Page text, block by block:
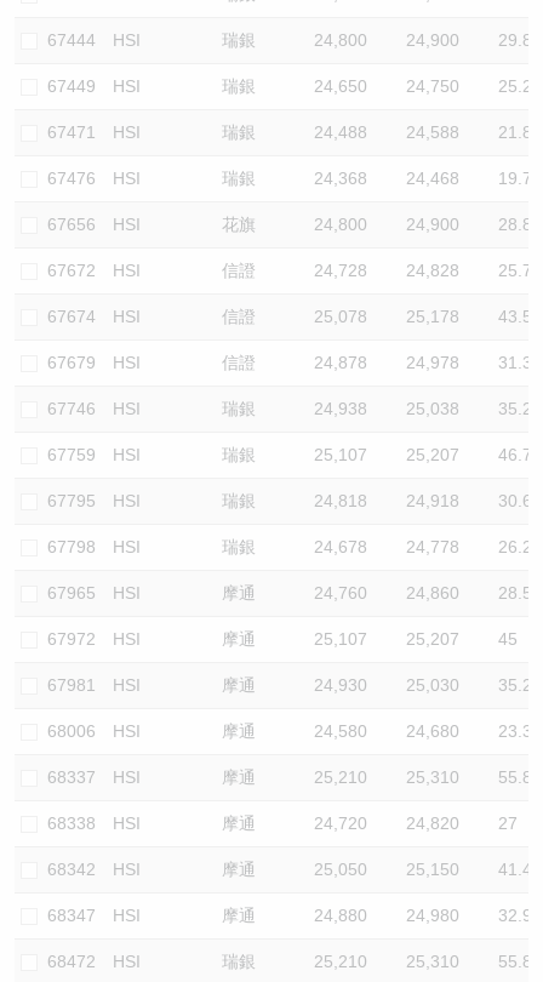
67444 HSI 瑞銀 24,800 24,900 29.8
67449 HSI 瑞銀 24,650 24,750 25.2
67471 HSI 瑞銀 24,488 24,588 21.8
67476 HSI 瑞銀 24,368 24,468 19.7
67656 HSI 花旗 24,800 24,900 28.8
67672 HSI 信證 24,728 24,828 25.7
67674 HSI 信證 25,078 25,178 43.5
67679 HSI 信證 24,878 24,978 31.3
67746 HSI 瑞銀 24,938 25,038 35.2
67759 HSI 瑞銀 25,107 25,207 46.7
67795 HSI 瑞銀 24,818 24,918 30.6
67798 HSI 瑞銀 24,678 24,778 26.2
67965 HSI 摩通 24,760 24,860 28.5
67972 HSI 摩通 25,107 25,207 45
67981 HSI 摩通 24,930 25,030 35.2
68006 HSI 摩通 24,580 24,680 23.3
68337 HSI 摩通 25,210 25,310 55.8
68338 HSI 摩通 24,720 24,820 27
68342 HSI 摩通 25,050 25,150 41.4
68347 HSI 摩通 24,880 24,980 32.9
68472 HSI 瑞銀 25,210 25,310 55.8